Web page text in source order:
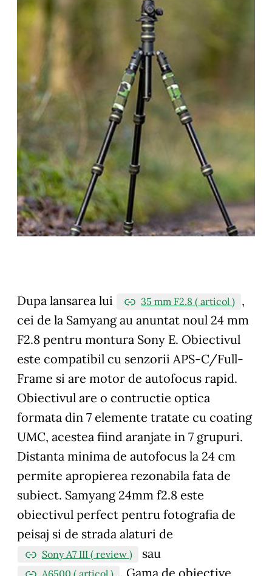
Dupa lansarea lui 35 mm F2.8 ( articol ) ,
cei de la Samyang au anuntat noul 24 mm
F2.8 pentru montura Sony E. Obiectivul
este compatibil cu senzorii APS-C/Full-
Frame si are motor de autofocus rapid.
Obiectivul are o contructie optica
formata din 7 elemente tratate cu coating
UMC, acestea fiind aranjate in 7 grupuri.
Distanta minima de autofocus la 24 cm
permite apropierea rezonabila fata de
subiect. Samyang 24mm f2.8 este
obiectivul perfect pentru fotografia de
peisaj si de strada alaturi de
Sony A7 III ( review ) sau
A6500 ( articol ) . Gama de obiective